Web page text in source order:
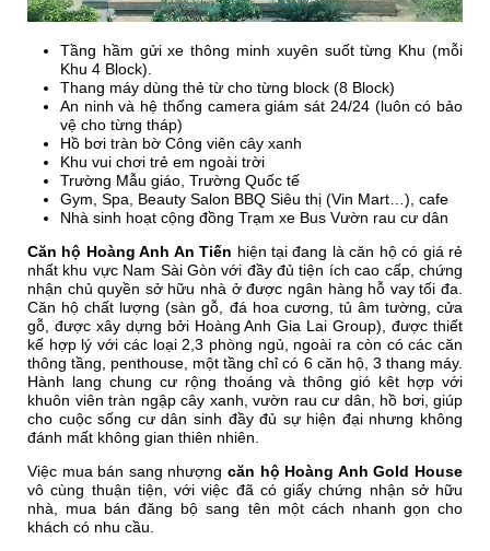
Tầng hầm gửi xe thông minh xuyên suốt từng Khu (mỗi
Khu 4 Block).
Thang máy dùng thẻ từ cho từng block (8 Block)
An ninh và hệ thống camera giám sát 24/24 (luôn có bảo
vệ cho từng tháp)
Hồ bơi tràn bờ Công viên cây xanh
Khu vui chơi trẻ em ngoài trời
Trường Mẫu giáo, Trường Quốc tế
Gym, Spa, Beauty Salon BBQ Siêu thị (Vin Mart…), cafe
Nhà sinh hoạt cộng đồng Trạm xe Bus Vườn rau cư dân
Căn hộ Hoàng Anh An Tiến hiện tại đang là căn hộ có giá rẻ
nhất khu vực Nam Sài Gòn với đầy đủ tiện ích cao cấp, chứng
nhận chủ quyền sở hữu nhà ở được ngân hàng hỗ vay tối đa.
Căn hộ chất lượng (sàn gỗ, đá hoa cương, tủ âm tường, cửa
gỗ, được xây dựng bởi Hoàng Anh Gia Lai Group), được thiết
kế hợp lý với các loại 2,3 phòng ngủ, ngoài ra còn có các căn
thông tầng, penthouse, một tầng chỉ có 6 căn hộ, 3 thang máy.
Hành lang chung cư rộng thoáng và thông gió kêt hợp với
khuôn viên tràn ngập cây xanh, vườn rau cư dân, hồ bơi, giúp
cho cuộc sống cư dân sinh đầy đủ sự hiện đại nhưng không
đánh mất không gian thiên nhiên.
Việc mua bán sang nhượng căn hộ Hoàng Anh Gold House
vô cùng thuận tiện, với việc đã có giấy chứng nhận sở hữu
nhà, mua bán đăng bộ sang tên một cách nhanh gọn cho
khách có nhu cầu.